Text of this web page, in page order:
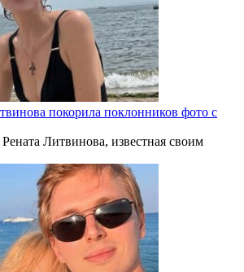
покорила поклонников фото с
Литвинова, известная своим